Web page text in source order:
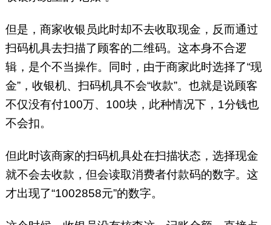
但是，商家收银员此时却不去收取现金，反而通过
扫码机具去扫描了顾客的二维码。这本身不合逻
辑，是个不当操作。同时，由于商家此时选择了“现
金”，收银机、扫码机具不会“收款”。也就是说顾客
不仅没有付100万、100块，此种情况下，1分钱也
不会扣。
但此时该商家的扫码机具处在扫描状态，选择现金
就不会去收款，但会读取消费者付款码的数字。这
才出现了“1002858元”的数字。